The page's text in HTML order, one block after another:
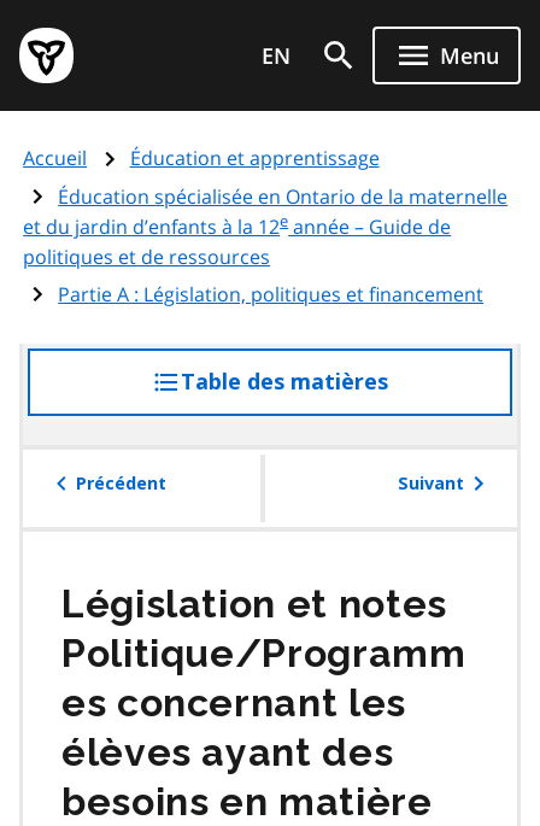
au
contenu
principal
Page
d'accueil
de
l'Ontario
EN Menu
Accueil
Éducation et apprentissage
Éducation spécialisée en Ontario de la maternelle
et du jardin d’enfants à la 12eannée – Guide de
politiques et de ressources
Partie A : Législation, politiques et financement
Table des matières
à
table
Précédent Suivant
Législation et notes
Politique/Programm
es concernant les
élèves ayant des
besoins en matière